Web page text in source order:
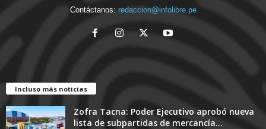
Contáctanos: redaccion@infolibre.pe
Incluso más noticias
Zofra Tacna: Poder Ejecutivo aprobó nueva
lista de subpartidas de mercancía...